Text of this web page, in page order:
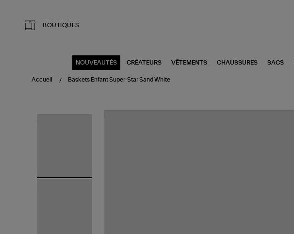
BOUTIQUES
NOUVEAUTÉS CRÉATEURS VÊTEMENTS CHAUSSURES SACS
Accueil Baskets Enfant Super-Star Sand White